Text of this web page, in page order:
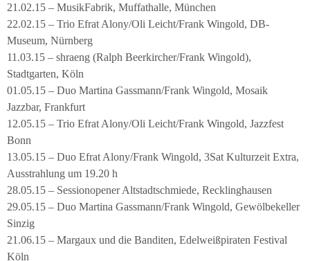
21.02.15 – MusikFabrik, Muffathalle, München
22.02.15 – Trio Efrat Alony/Oli Leicht/Frank Wingold, DB-
Museum, Nürnberg
11.03.15 – shraeng (Ralph Beerkircher/Frank Wingold),
Stadtgarten, Köln
01.05.15 – Duo Martina Gassmann/Frank Wingold, Mosaik
Jazzbar, Frankfurt
12.05.15 – Trio Efrat Alony/Oli Leicht/Frank Wingold, Jazzfest
Bonn
13.05.15 – Duo Efrat Alony/Frank Wingold, 3Sat Kulturzeit Extra,
Ausstrahlung um 19.20 h
28.05.15 – Sessionopener Altstadtschmiede, Recklinghausen
29.05.15 – Duo Martina Gassmann/Frank Wingold, Gewölbekeller
Sinzig
21.06.15 – Margaux und die Banditen, Edelweißpiraten Festival
Köln